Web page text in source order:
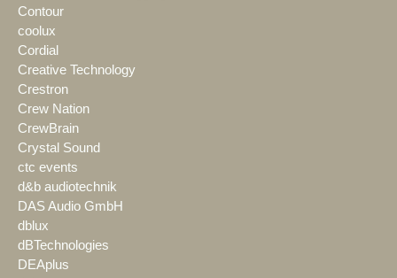
Contour
coolux
Cordial
Creative Technology
Crestron
Crew Nation
CrewBrain
Crystal Sound
ctc events
d&b audiotechnik
DAS Audio GmbH
dblux
dBTechnologies
DEAplus